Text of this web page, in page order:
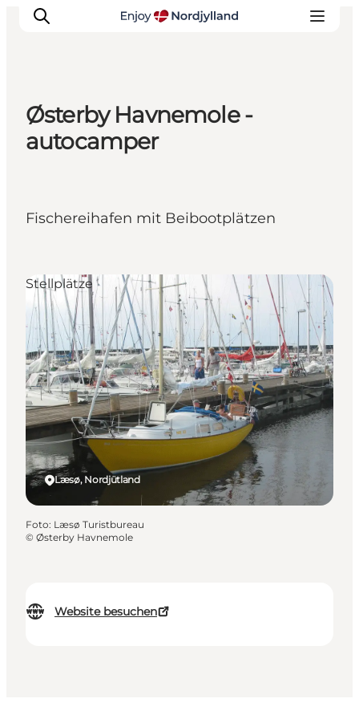
Erlebnisse
Reiseplanung
Veranstaltungen
Østerby Havnemole -
autocamper
Fischereihafen mit Beibootplätzen
Website besuchen
Læsø, Nordjütland
Stellplätze
Foto: Læsø Turistbureau
© Østerby Havnemole